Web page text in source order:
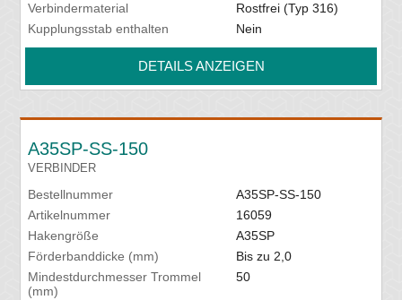
Verbindermaterial
Rostfrei (Typ 316)
Kupplungsstab enthalten
Nein
DETAILS ANZEIGEN
A35SP-SS-150
VERBINDER
Bestellnummer
A35SP-SS-150
Artikelnummer
16059
Hakengröße
A35SP
Förderbanddicke (mm)
Bis zu 2,0
Mindestdurchmesser Trommel
(mm)
50